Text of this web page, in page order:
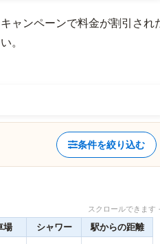
ャンペーンで料金が割引され
。
条件を絞り込む
スクロールできま
場 シャワー 駅からの距離